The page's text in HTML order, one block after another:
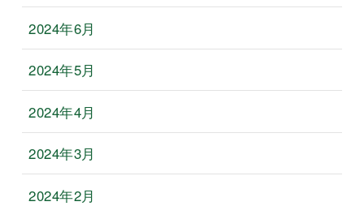
2024年6月
2024年5月
2024年4月
2024年3月
2024年2月